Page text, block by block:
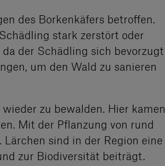
des Borkenkäfers betroffen.
stark zerstört oder
der Schädling sich bevorzugt
um den Wald zu sanieren
zu bewalden. Hier kamen
Mit der Pflanzung von rund
sind in der Region eine
zur Biodiversität beiträgt.